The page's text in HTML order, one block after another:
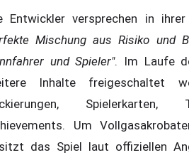
Entwickler versprechen in
Mischung aus Risiko und
und Spieler". Im Laufe
Inhalte freigeschaltet
Spielerkarten,
Um
das Spiel laut offiziellen